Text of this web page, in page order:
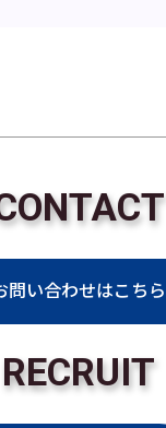
問い合わせはこちら
RECRUIT